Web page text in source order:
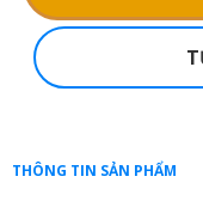
THÔNG TIN SẢN PHẨM